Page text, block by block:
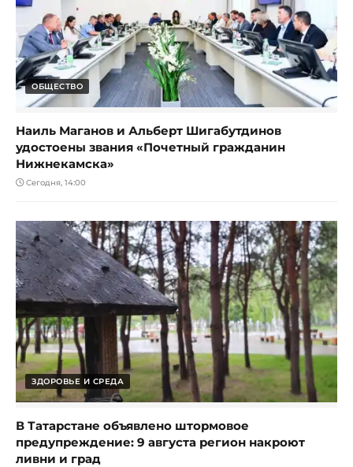
ОБЩЕСТВО
Наиль Маганов и Альберт Шигабутдинов
удостоены звания «Почетный гражданин
Нижнекамска»
Сегодня, 14:00
ЗДОРОВЬЕ И СРЕДА
В Татарстане объявлено штормовое
предупреждение: 9 августа регион накроют
ливни и град